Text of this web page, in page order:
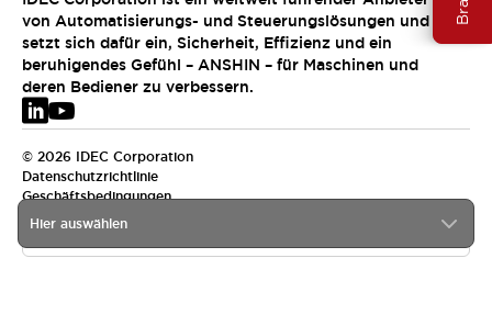
Hier auswählen
von Automatisierungs- und Steuerungslösungen und
setzt sich dafür ein, Sicherheit, Effizienz und ein
beruhigendes Gefühl – ANSHIN – für Maschinen und
deren Bediener zu verbessern.
© 2026 IDEC Corporation
Datenschutzrichtlinie
Geschäftsbedingungen
EMEA